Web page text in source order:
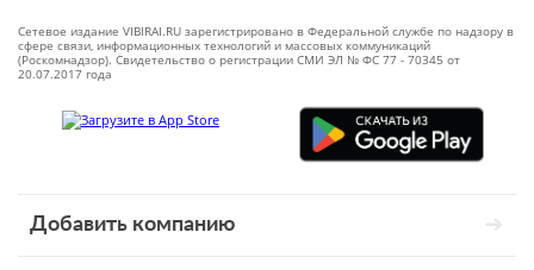
Сетевое издание VIBIRAI.RU зарегистрировано в Федеральной службе по надзору в
сфере связи, информационных технологий и массовых коммуникаций
(Роскомнадзор). Свидетельство о регистрации СМИ ЭЛ № ФС 77 - 70345 от
20.07.2017 года
Добавить компанию